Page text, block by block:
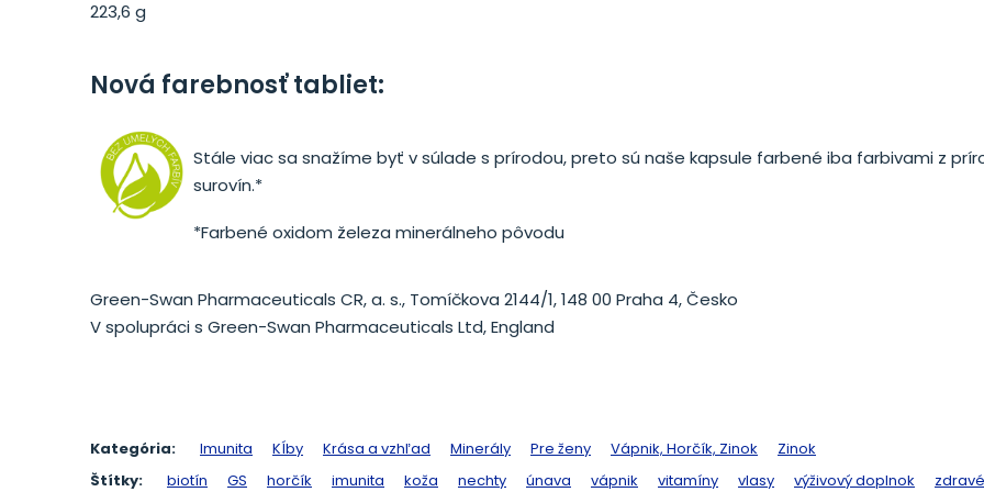
223,6 g
Nová farebnosť tabliet:
Stále viac sa snažíme byť v súlade s prírodou, preto sú naše kapsule farbené iba farbivami z
surovín.*
*Farbené oxidom železa minerálneho pôvodu
Green-Swan Pharmaceuticals CR, a. s., Tomíčkova 2144/1, 148 00 Praha 4, Česko
V spolupráci s Green-Swan Pharmaceuticals Ltd, England
Kategória: Imunita Kĺby Krása a vzhľad Minerály Pre ženy Vápnik, Horčík, Zinok
Zinok
Štítky:
biotín GS horčík imunita koža nechty únava vápnik vitamíny vlasy výživový doplnok